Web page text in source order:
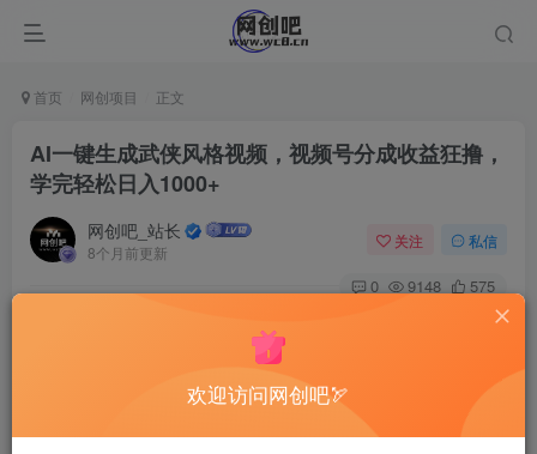
首页 网创项目 正文
AI一键生成武侠风格视频，视频号分成收益狂撸，
学完轻松日入1000+
网创吧_站长
8个月前更新
关注 私信
0 9148 575
欢迎访问网创吧🏹